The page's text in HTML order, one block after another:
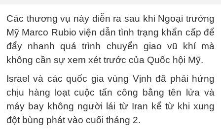
Các thương vụ này diễn ra sau khi Ngoại trưởng
Mỹ Marco Rubio viện dẫn tình trạng khẩn cấp để
đẩy nhanh quá trình chuyển giao vũ khí mà
không cần sự xem xét trước của Quốc hội Mỹ.
Israel và các quốc gia vùng Vịnh đã phải hứng
chịu hàng loạt cuộc tấn công bằng tên lửa và
máy bay không người lái từ Iran kể từ khi xung
đột bùng phát vào cuối tháng 2.